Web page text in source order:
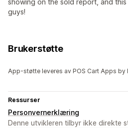
showing on the sold report, and this
guys!
Brukerstøtte
App-støtte leveres av POS Cart Apps by
Ressurser
Personvernerklæring
Denne utvikleren tilbyr ikke direkte